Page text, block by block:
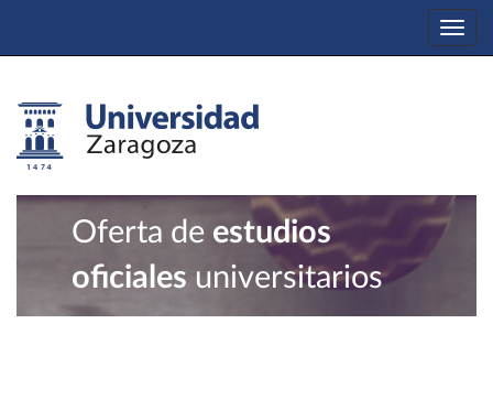
Oferta de estudios
oficiales universitarios